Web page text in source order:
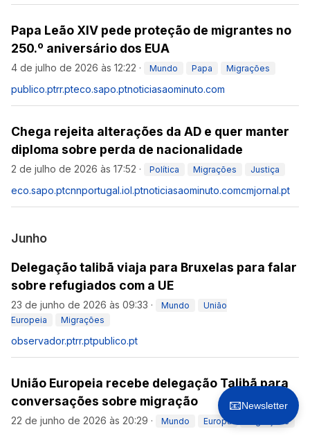
Papa Leão XIV pede proteção de migrantes no
250.º aniversário dos EUA
4 de julho de 2026 às 12:22 · Mundo Papa Migrações
publico.ptrr.pteco.sapo.ptnoticiasaominuto.com
Chega rejeita alterações da AD e quer manter
diploma sobre perda de nacionalidade
2 de julho de 2026 às 17:52 · Política Migrações Justiça
eco.sapo.ptcnnportugal.iol.ptnoticiasaominuto.comcmjornal.pt
Junho
Delegação talibã viaja para Bruxelas para falar
sobre refugiados com a UE
23 de junho de 2026 às 09:33 · Mundo
União
Europeia
Migrações
observador.ptrr.ptpublico.pt
União Europeia recebe delegação Talibã para
conversações sobre migração
22 de junho de 2026 às 20:29 · Mundo Europa Migrações
📧Newsletter